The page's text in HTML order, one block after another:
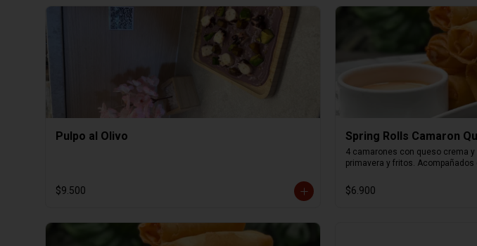
Pulpo al Olivo
$9.500
Spring Rolls Camaron
4 camarones con queso crema
primavera y fritos. Acompañados
$6.900